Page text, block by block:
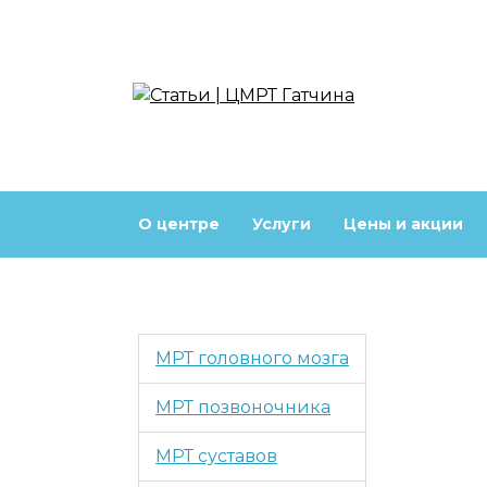
О центре Услуги Цены и акции
МРТ головного мозга
МРТ позвоночника
МРТ суставов